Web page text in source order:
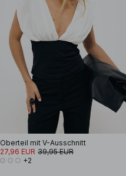
Oberteil mit V-Ausschnitt
27,96 EUR 39,95 EUR
+2